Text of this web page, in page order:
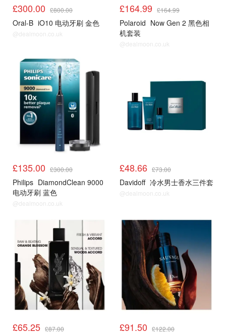
£300.00 £800.00
Oral-B iO10 电动牙刷 金色
@dealmoon.co.uk
£164.99 £164.99
Polaroid Now Gen 2 黑色相
机套装
@dealmoon.co.uk
£135.00 £300.00
Philips DiamondClean 9000
电动牙刷 蓝色
@dealmoon.co.uk
£48.66 £73.00
Davidoff 冷水男士香水三件套
@dealmoon.co.uk
£65.25 £87.00 £91.50 £122.00